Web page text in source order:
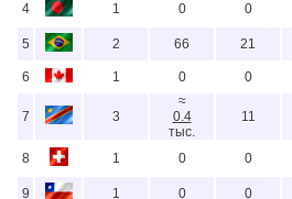
4 1 0 0
5 2 66 21
6 1 0 0
7 3
≈
0.4
тыс.
11
8 1 0 0
9 1 0 0